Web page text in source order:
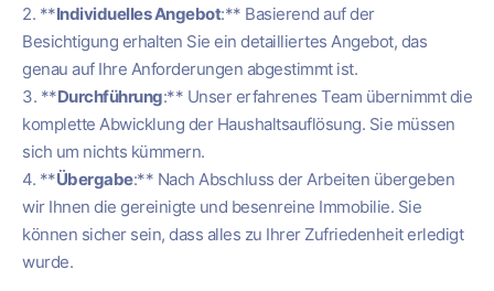
2. **Individuelles Angebot:** Basierend auf der
Besichtigung erhalten Sie ein detailliertes Angebot, das
genau auf Ihre Anforderungen abgestimmt ist.
3. **Durchführung:** Unser erfahrenes Team übernimmt die
komplette Abwicklung der Haushaltsauflösung. Sie müssen
sich um nichts kümmern.
4. **Übergabe:** Nach Abschluss der Arbeiten übergeben
wir Ihnen die gereinigte und besenreine Immobilie. Sie
können sicher sein, dass alles zu Ihrer Zufriedenheit erledigt
wurde.